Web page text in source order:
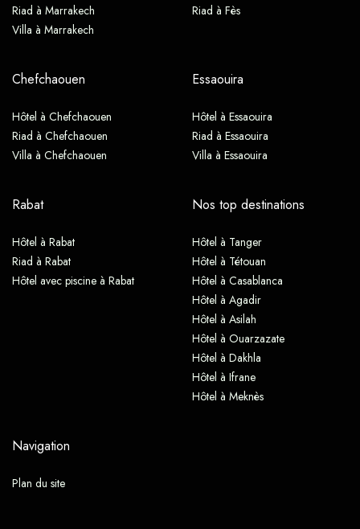
Riad à Marrakech
Villa à Marrakech
Riad à Fès
Chefchaouen
Hôtel à Chefchaouen
Riad à Chefchaouen
Villa à Chefchaouen
Essaouira
Hôtel à Essaouira
Riad à Essaouira
Villa à Essaouira
Rabat
Hôtel à Rabat
Riad à Rabat
Hôtel avec piscine à Rabat
Nos top destinations
Hôtel à Tanger
Hôtel à Tétouan
Hôtel à Casablanca
Hôtel à Agadir
Hôtel à Asilah
Hôtel à Ouarzazate
Hôtel à Dakhla
Hôtel à Ifrane
Hôtel à Meknès
Navigation
Plan du site